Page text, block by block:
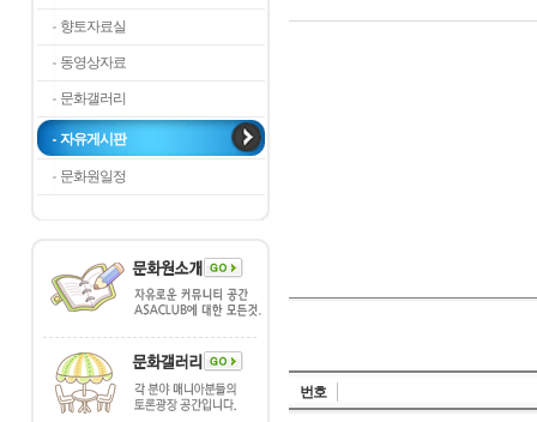
향토자료실
동영상자료
문화갤러리
자유게시판
문화원일정
번호